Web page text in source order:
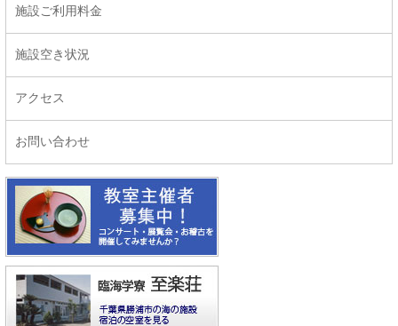
施設ご利用料金
施設空き状況
アクセス
お問い合わせ